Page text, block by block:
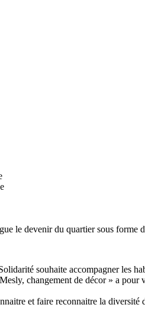
le devenir du quartier sous forme
souhaite accompagner les
changement de décor » a
et faire reconnaitre la